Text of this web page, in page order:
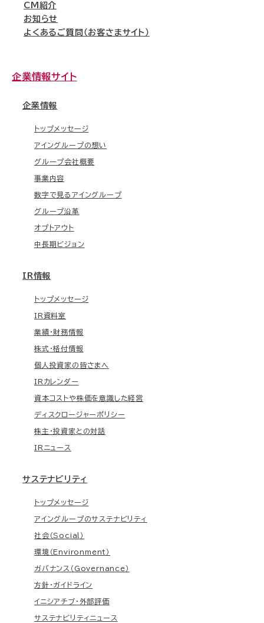
CM紹介
お知らせ
よくあるご質問（お客さまサイト）
企業情報サイト
企業情報
トップメッセージ
アイングループの想い
グループ会社概要
事業内容
数字で見るアイングループ
グループ沿革
オプトアウト
中長期ビジョン
IR情報
トップメッセージ
IR資料室
業績・財務情報
株式・格付情報
個人投資家の皆さまへ
IRカレンダー
資本コストや株価を意識した経営
ディスクロージャーポリシー
株主・投資家との対話
IRニュース
サステナビリティ
トップメッセージ
アイングループのサステナビリティ
社会（Social）
環境（Environment）
ガバナンス（Governance）
方針・ガイドライン
イニシアチブ・外部評価
サステナビリティニュース